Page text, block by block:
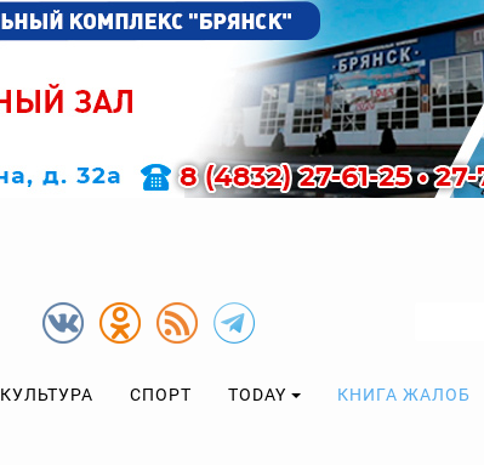
КУЛЬТУРА СПОРТ TODAY КНИГА ЖАЛОБ